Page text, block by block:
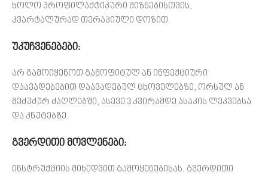
ხოლო პროფილაქტიკური მიზნებისთვის,
კვარტალურად თერაპიული დოზით.
უკუჩვენებები:
არ გამოიყენოთ გამოფიტულ ან ინფექციური
დაავადებებით დაავადებულ ცხოველებზე, ორსულ ან
მეძუძურ ძაღლებში, ასევე 3 კვირამდე ასაკის ლეკვებსა
და კნუტებზე.
გვერდითი მოვლენები:
ინსტრუქციის მიხედვით გამოყენებისას, გვერდითი